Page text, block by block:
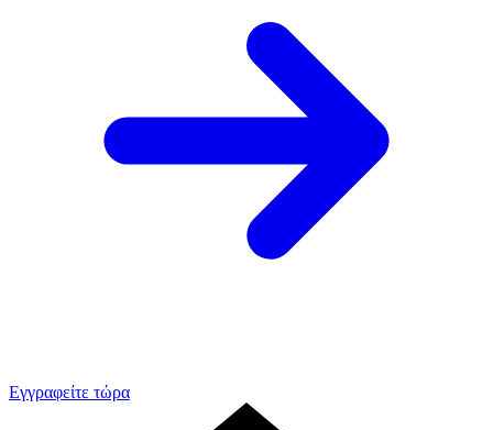
Εγγραφείτε τώρα